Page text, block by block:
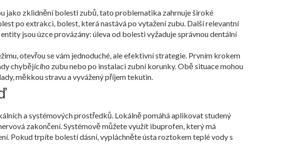
jako zklidnění bolesti zubů, tato problematika zahrnuje široké
po extrakci, bolest, která nastává po vytažení zubu. Další relevantní
jsou úzce provázány: úleva od bolesti vyžaduje správnou dentální
otevřou se vám jednoduché, ale efektivní strategie. Prvním krokem
chybějícího zubunebo po instalaci zubní korunky. Obě situace mohou
měkkou stravu a vyvážený příjem tekutin.
a systémových prostředků. Lokálně pomáhá aplikovat studený
zakončení. Systémově můžete využít ibuprofen, který má
Pokud trpíte bolestí dásní, vypláchněte ústa roztokem teplé vody s